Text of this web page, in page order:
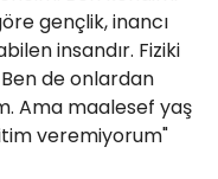
gençlik, inancı
insandır. Fiziki
de onlardan
Ama maalesef yaş
veremiyorum"